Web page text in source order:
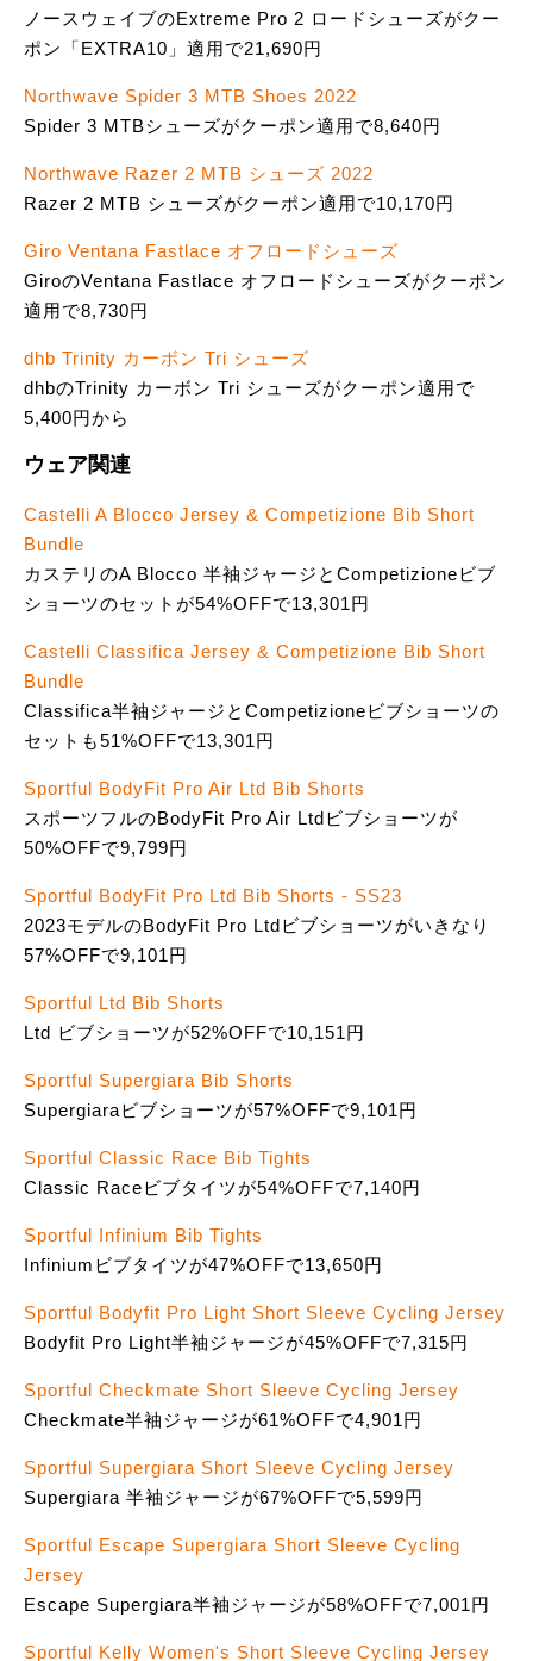
ノースウェイブのExtreme Pro 2 ロードシューズがクー
ポン「EXTRA10」適用で21,690円
Northwave Spider 3 MTB Shoes 2022
Spider 3 MTBシューズがクーポン適用で8,640円
Northwave Razer 2 MTB シューズ 2022
Razer 2 MTB シューズがクーポン適用で10,170円
Giro Ventana Fastlace オフロードシューズ
GiroのVentana Fastlace オフロードシューズがクーポン
適用で8,730円
dhb Trinity カーボン Tri シューズ
dhbのTrinity カーボン Tri シューズがクーポン適用で
5,400円から
ウェア関連
Castelli A Blocco Jersey & Competizione Bib Short
Bundle
カステリのA Blocco 半袖ジャージとCompetizioneビブ
ショーツのセットが54%OFFで13,301円
Castelli Classifica Jersey & Competizione Bib Short
Bundle
Classifica半袖ジャージとCompetizioneビブショーツの
セットも51%OFFで13,301円
Sportful BodyFit Pro Air Ltd Bib Shorts
スポーツフルのBodyFit Pro Air Ltdビブショーツが
50%OFFで9,799円
Sportful BodyFit Pro Ltd Bib Shorts - SS23
2023モデルのBodyFit Pro Ltdビブショーツがいきなり
57%OFFで9,101円
Sportful Ltd Bib Shorts
Ltd ビブショーツが52%OFFで10,151円
Sportful Supergiara Bib Shorts
Supergiaraビブショーツが57%OFFで9,101円
Sportful Classic Race Bib Tights
Classic Raceビブタイツが54%OFFで7,140円
Sportful Infinium Bib Tights
Infiniumビブタイツが47%OFFで13,650円
Sportful Bodyfit Pro Light Short Sleeve Cycling Jersey
Bodyfit Pro Light半袖ジャージが45%OFFで7,315円
Sportful Checkmate Short Sleeve Cycling Jersey
Checkmate半袖ジャージが61%OFFで4,901円
Sportful Supergiara Short Sleeve Cycling Jersey
Supergiara 半袖ジャージが67%OFFで5,599円
Sportful Escape Supergiara Short Sleeve Cycling
Jersey
Escape Supergiara半袖ジャージが58%OFFで7,001円
Sportful Kelly Women's Short Sleeve Cycling Jersey